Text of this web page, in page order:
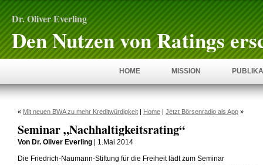
Dr. Oliver Everling
Den Nutzen von Ratings
HOME MISSION
« Mit neuen BWA zu mehr Kreditwürdigkeit | Home | Jetzt Börsenradio als App »
Seminar „Nachhaltigkeitsrating“
Von Dr. Oliver Everling | 1.Mai 2014
Die Friedrich-Naumann-Stiftung für die Freiheit lädt zum Seminar